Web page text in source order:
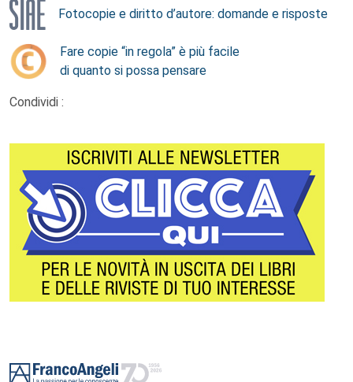
Fotocopie e diritto d’autore: domande e risposte
Fare copie “in regola” è più facile
di quanto si possa pensare
Condividi :